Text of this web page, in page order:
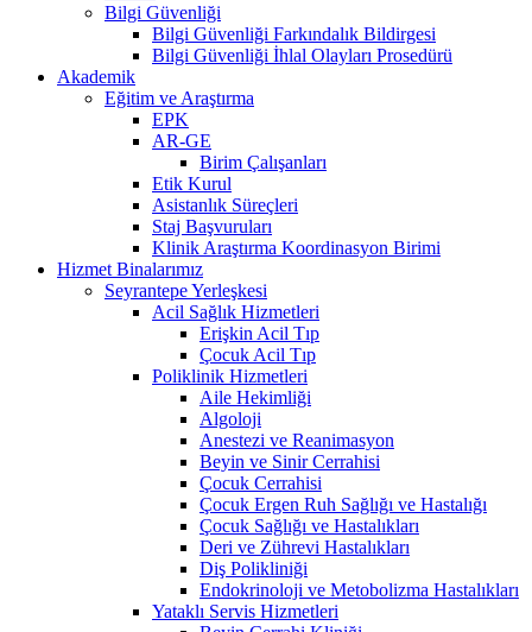
Bilgi Güvenliği
Bilgi Güvenliği Farkındalık Bildirgesi
Bilgi Güvenliği İhlal Olayları Prosedürü
Akademik
Eğitim ve Araştırma
EPK
AR-GE
Birim Çalışanları
Etik Kurul
Asistanlık Süreçleri
Staj Başvuruları
Klinik Araştırma Koordinasyon Birimi
Hizmet Binalarımız
Seyrantepe Yerleşkesi
Acil Sağlık Hizmetleri
Erişkin Acil Tıp
Çocuk Acil Tıp
Poliklinik Hizmetleri
Aile Hekimliği
Algoloji
Anestezi ve Reanimasyon
Beyin ve Sinir Cerrahisi
Çocuk Cerrahisi
Çocuk Ergen Ruh Sağlığı ve Hastalığı
Çocuk Sağlığı ve Hastalıkları
Deri ve Zührevi Hastalıkları
Diş Polikliniği
Endokrinoloji ve Metobolizma Hastalıkları
Yataklı Servis Hizmetleri